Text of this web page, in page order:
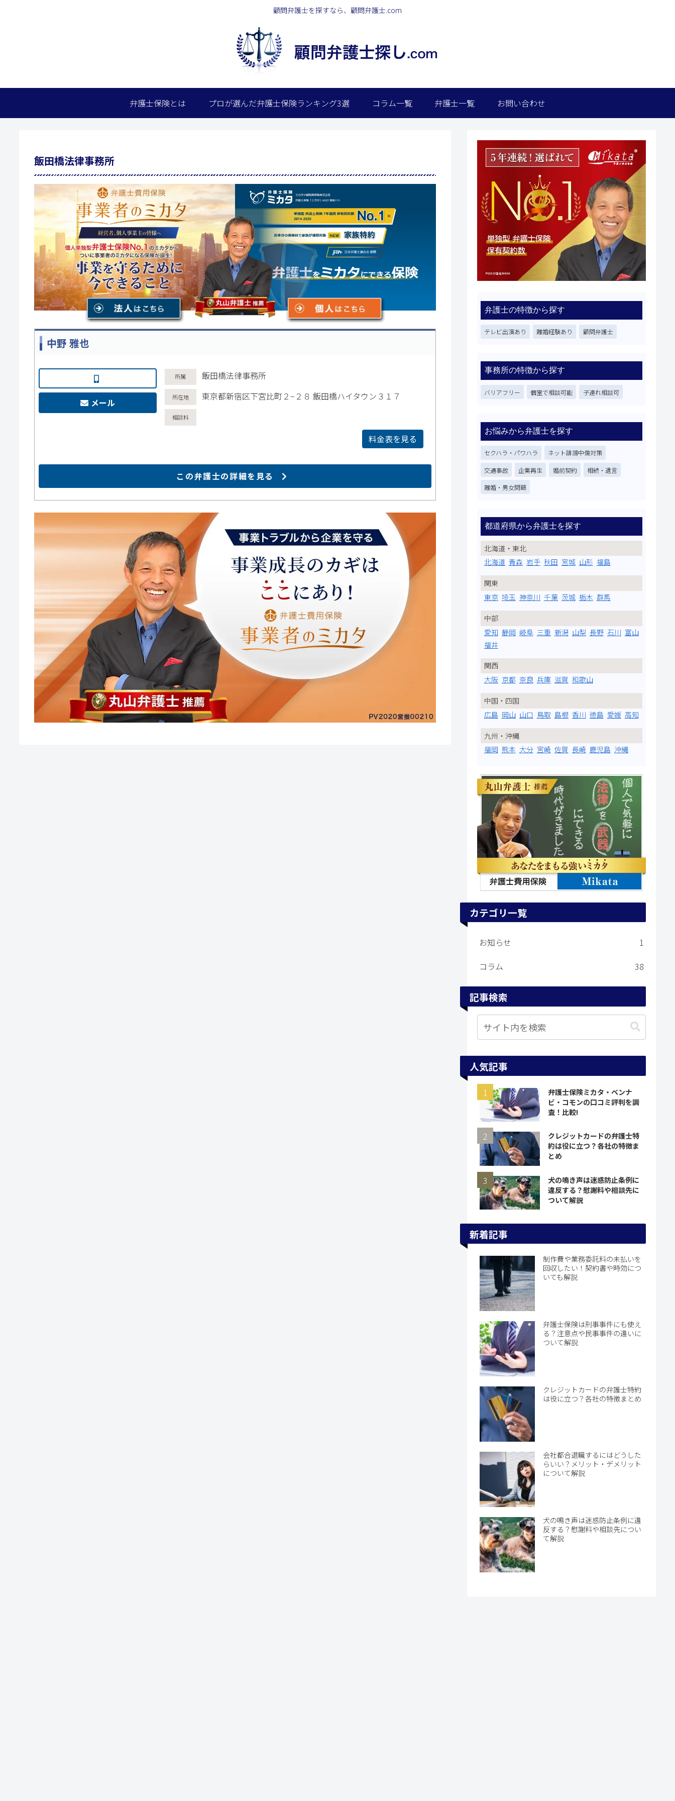
顧問弁護士を探すなら、顧問弁護士.com
弁護士保険とは プロが選んだ弁護士保険ランキング3選 コラム一覧 弁護士一覧 お問い合わせ
飯田橋法律事務所
中野 雅也
メール
飯田橋法律事務所
東京都新宿区下宮比町２−２８ 飯田橋ハイタウン３１７
料金表を見る
この弁護士の詳細を見る
弁護士の特徴から探す
テレビ出演あり 離婚経験あり 顧問弁護士
事務所の特徴から探す
バリアフリー 個室で相談可能 子連れ相談可
お悩みから弁護士を探す
セクハラ・パワハラ ネット誹謗中傷対策
交通事故 企業再生 婚前契約 相続・遺言
離婚・男女問題
都道府県から弁護士を探す
北海道・東北
北海道 青森 岩手 秋田 宮城 山形 福島
関東
東京 埼玉 神奈川 千葉 茨城 栃木 群馬
中部
愛知 静岡 岐阜 三重 新潟 山梨 長野 石川 富山
福井
関西
大阪 京都 奈良 兵庫 滋賀 和歌山
中国・四国
広島 岡山 山口 鳥取 島根 香川 徳島 愛媛 高知
九州・沖縄
福岡 熊本 大分 宮崎 佐賀 長崎 鹿児島 沖縄
カテゴリ一覧
お知らせ
1
コラム
38
記事検索
人気記事
弁護士保険ミカタ・ベンナ
ビ・コモンの口コミ評判を調
査！比較!
クレジットカードの弁護士特
約は役に立つ？各社の特徴ま
とめ
犬の鳴き声は迷惑防止条例に
違反する？慰謝料や相談先に
ついて解説
新着記事
制作費や業務委託料の未払いを
回収したい！契約書や時効につ
いても解説
弁護士保険は刑事事件にも使え
る？注意点や民事事件の違いに
ついて解説
クレジットカードの弁護士特約
は役に立つ？各社の特徴まとめ
会社都合退職するにはどうした
らいい？メリット・デメリット
について解説
犬の鳴き声は迷惑防止条例に違
反する？慰謝料や相談先につい
て解説